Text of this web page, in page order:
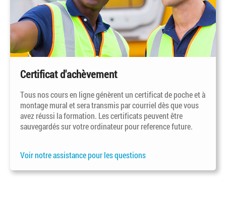
Certificat d'achèvement
Tous nos cours en ligne génèrent un certificat de poche et à
montage mural et sera transmis par courriel dès que vous
avez réussi la formation. Les certificats peuvent être
sauvegardés sur votre ordinateur pour reference future.
Voir notre assistance pour les questions